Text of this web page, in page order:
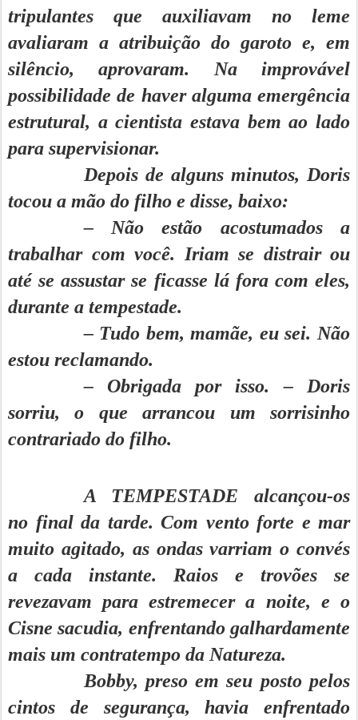
tripulantes que auxiliavam no leme
avaliaram a atribuição do garoto e, em
silêncio, aprovaram. Na improvável
possibilidade de haver alguma emergência
estrutural, a cientista estava bem ao lado
para supervisionar.
Depois de alguns minutos, Doris
tocou a mão do filho e disse, baixo:
– Não estão acostumados a
trabalhar com você. Iriam se distrair ou
até se assustar se ficasse lá fora com eles,
durante a tempestade.
– Tudo bem, mamãe, eu sei. Não
estou reclamando.
– Obrigada por isso. – Doris
sorriu, o que arrancou um sorrisinho
contrariado do filho.
A TEMPESTADE alcançou-os
no final da tarde. Com vento forte e mar
muito agitado, as ondas varriam o convés
a cada instante. Raios e trovões se
revezavam para estremecer a noite, e o
Cisne sacudia, enfrentando galhardamente
mais um contratempo da Natureza.
Bobby, preso em seu posto pelos
cintos de segurança, havia enfrentado